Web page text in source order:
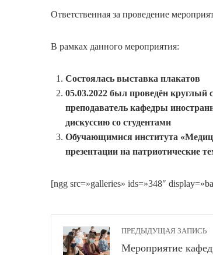
Ответственная за проведение
В рамках данного мероприятия:
Состоялась выставка плакатов
05.03.2022 был проведён круглый
преподаватель кафедры
дискуссию со студентами
Обучающимися института
презентации на патриотические
[ngg src=»galleries» ids=»348″
ПРЕДЫДУЩАЯ ЗАПИСЬ
Мероприятие